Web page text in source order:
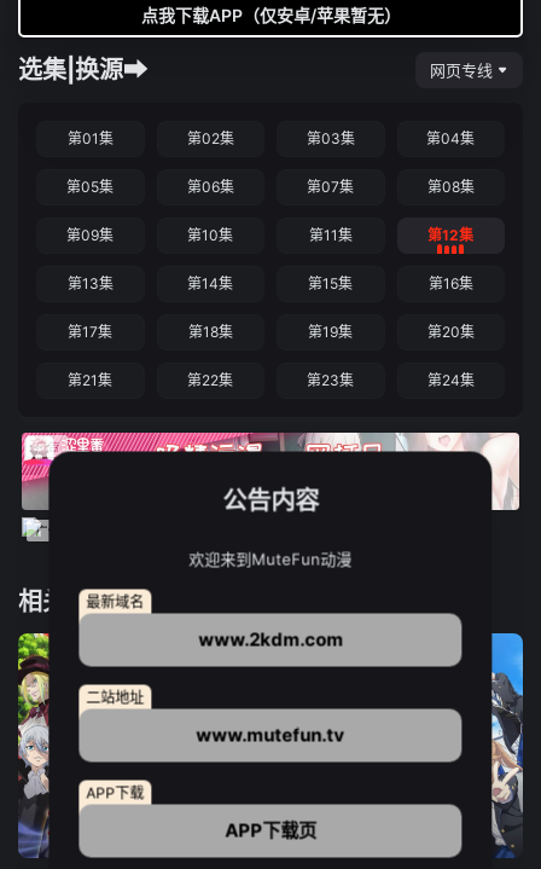
点我下载APP（仅安卓/苹果暂无）
选集|换源➡ 网页专线
第01集 第02集 第03集 第04集
第05集 第06集 第07集 第08集
第09集 第10集 第11集 第12集
第13集 第14集 第15集 第16集
第17集 第18集 第19集 第20集
第21集 第22集 第23集 第24集
相关推荐
12集全
公告内容
欢迎来到MuteFun动漫
最新域名
www.2kdm.com
二站地址
www.mutefun.tv
APP下载
APP下载页